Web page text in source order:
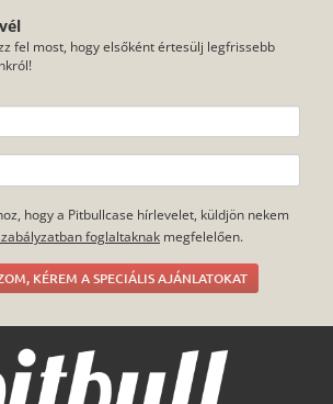
a
fizetés a SimplePay
Szállítási információk
Fizetési információk
Minden jog fenntartva.
1134 Budapest, Angyalföldi út 25.